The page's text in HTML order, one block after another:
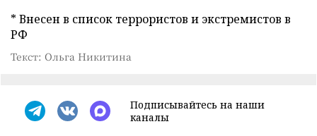
* Внесен в список террористов и экстремистов в
РФ
Текст: Ольга Никитина
Подписывайтесь на наши
каналы